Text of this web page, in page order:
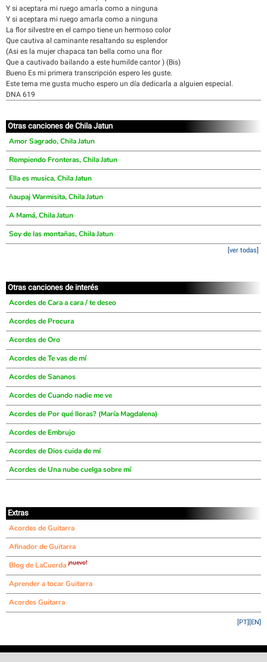
Y si aceptara mi ruego amarla como a ninguna
Y si aceptara mi ruego amarla como a ninguna
La flor silvestre en el campo tiene un hermoso color
Que cautiva al caminante resaltando su esplendor
(Asi es la mujer chapaca tan bella como una flor
Que a cautivado bailando a este humilde cantor ) (Bis)
Bueno Es mi primera transcripción espero les guste.
Este tema me gusta mucho espero un día dedicarla a alguien especial.
DNA 619
Otras canciones de Chila Jatun
Amor Sagrado, Chila Jatun
Rompiendo Fronteras, Chila Jatun
Ella es musica, Chila Jatun
ñaupaj Warmisita, Chila Jatun
A Mamá, Chila Jatun
Soy de las montañas, Chila Jatun
[ver todas]
Otras canciones de interés
Acordes de Cara a cara / te deseo
Acordes de Procura
Acordes de Oro
Acordes de Te vas de mí
Acordes de Sananos
Acordes de Cuando nadie me ve
Acordes de Por qué lloras? (María Magdalena)
Acordes de Embrujo
Acordes de Dios cuida de mí
Acordes de Una nube cuelga sobre mí
Extras
Acordes de Guitarra
Afinador de Guitarra
Blog de LaCuerda ¡nuevo!
Aprender a tocar Guitarra
Acordes Guitarra
[EN]
[PT]